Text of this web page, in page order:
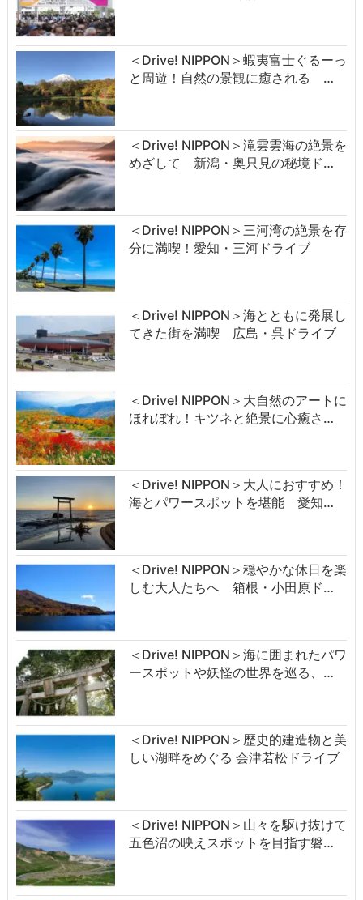
＜Drive! NIPPON＞蝦夷富士ぐるーっ
と周遊！自然の景観に癒される …
＜Drive! NIPPON＞滝雲雲海の絶景を
めざして 新潟・奥只見の秘境ド…
＜Drive! NIPPON＞三河湾の絶景を存
分に満喫！愛知・三河ドライブ
＜Drive! NIPPON＞海とともに発展し
てきた街を満喫 広島・呉ドライブ
＜Drive! NIPPON＞大自然のアートに
ほれぼれ！キツネと絶景に心癒さ…
＜Drive! NIPPON＞大人におすすめ！
海とパワースポットを堪能 愛知…
＜Drive! NIPPON＞穏やかな休日を楽
しむ大人たちへ 箱根・小田原ド…
＜Drive! NIPPON＞海に囲まれたパワ
ースポットや妖怪の世界を巡る、…
＜Drive! NIPPON＞歴史的建造物と美
しい湖畔をめぐる 会津若松ドライブ
＜Drive! NIPPON＞山々を駆け抜けて
五色沼の映えスポットを目指す磐…